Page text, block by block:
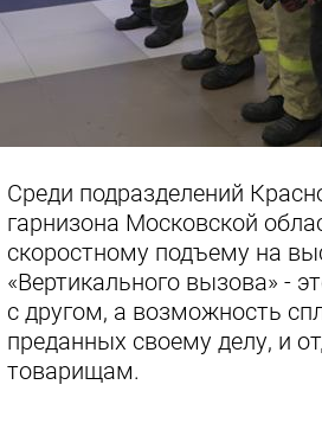
Среди подразделений
гарнизона Московской
скоростному подъему на
«Вертикального вызова» -
с другом, а возможность
преданных своему делу, и
товарищам.